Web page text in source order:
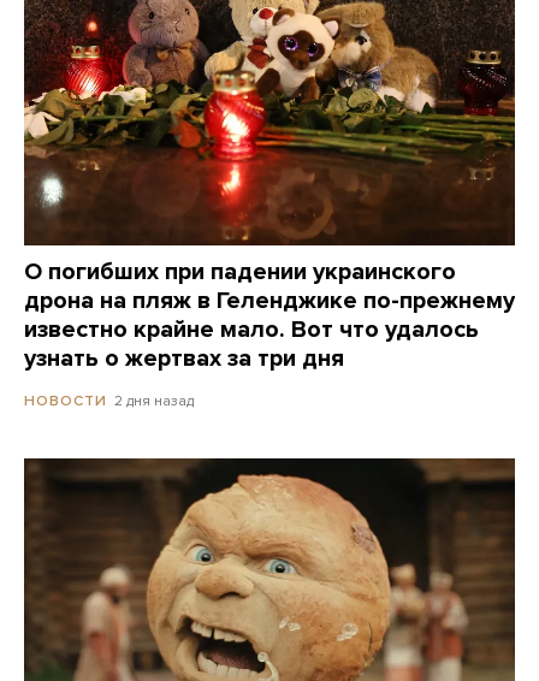
О погибших при падении украинского
дрона на пляж в Геленджике по-прежнему
известно крайне мало. Вот что удалось
узнать о жертвах за три дня
НОВОСТИ 2 дня назад